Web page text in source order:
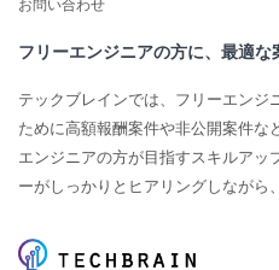
フリーエンジニアの方に、最適
テックブレインでは、フリーエンジ
ために高額報酬案件や非公開案件な
エンジニアの方が目指すスキルアッ
ーがしっかりとヒアリングしながら